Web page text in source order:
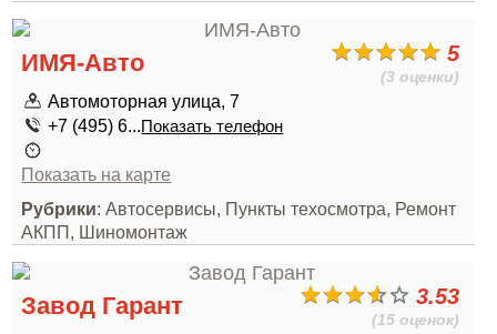
5
(3 оценки)
ИМЯ-Авто
Автомоторная улица, 7
+7 (495) 6...Показать телефон
Показать на карте
Рубрики: Автосервисы, Пункты техосмотра, Ремонт
АКПП, Шиномонтаж
3.53
(15 оценок)
Завод Гарант